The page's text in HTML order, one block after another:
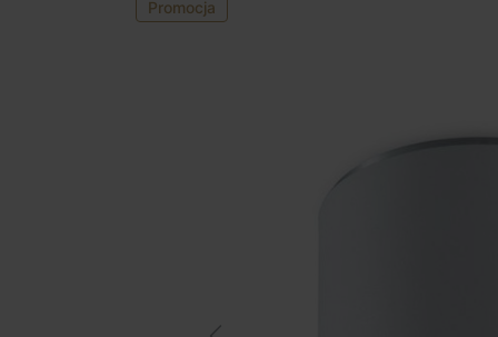
Promocja